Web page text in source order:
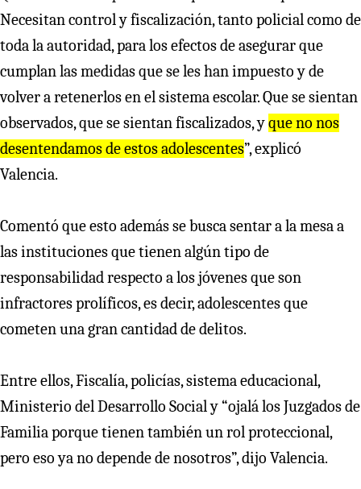
Necesitan control y fiscalización, tanto policial como de
toda la autoridad, para los efectos de asegurar que
cumplan las medidas que se les han impuesto y de
volver a retenerlos en el sistema escolar. Que se sientan
observados, que se sientan fiscalizados, yque no nos
desentendamos de estos adolescentes”, explicó
Valencia.
Comentó que esto además se busca sentar a la mesa a
las instituciones que tienen algún tipo de
responsabilidad respecto a los jóvenes que son
infractores prolíficos, es decir, adolescentes que
cometen una gran cantidad de delitos.
Entre ellos, Fiscalía, policías, sistema educacional,
Ministerio del Desarrollo Social y “ojalá los Juzgados de
Familia porque tienen también un rol proteccional,
pero eso ya no depende de nosotros”, dijo Valencia.